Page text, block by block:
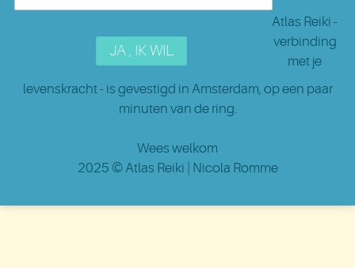
Atlas Reiki -
verbinding
met je
levenskracht - is gevestigd in Amsterdam, op een paar
minuten van de ring.
Wees welkom
2025 ©Atlas Reiki | Nicola Romme